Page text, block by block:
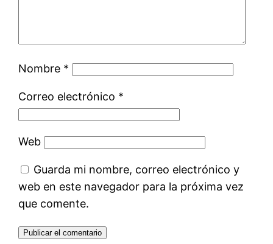
Nombre *
Correo electrónico *
Web
Guarda mi nombre, correo electrónico y
web en este navegador para la próxima vez
que comente.